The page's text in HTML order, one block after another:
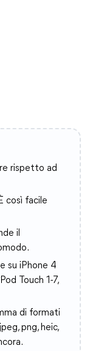
rispetto ad
così facile
il
su iPhone 4
Touch 1-7,
di formati
png, heic,